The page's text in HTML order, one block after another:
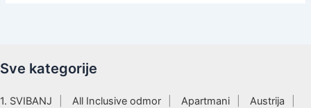
Sve kategorije
1. SVIBANJ All Inclusive odmor Apartmani
Austrija